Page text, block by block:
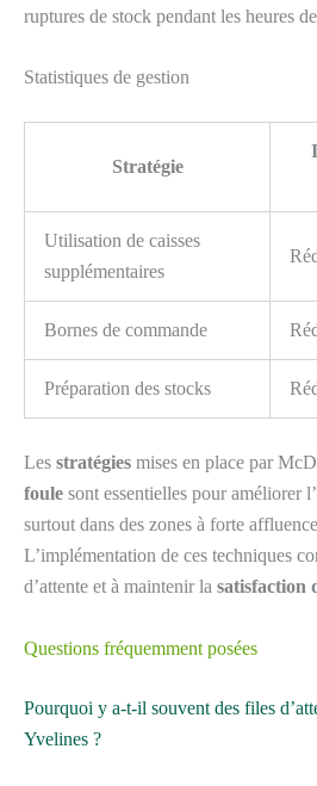
ruptures de stock pendant les heures
Statistiques de gestion
Stratégie
Utilisation de caisses
supplémentaires
Bornes de commande
Préparation des stocks
Les stratégies mises en place par
foule sont essentielles pour améliorer l’
surtout dans des zones à forte
L’implémentation de ces techniques
d’attente et à maintenir la satisfaction
Questions fréquemment posées
Pourquoi y a-t-il souvent des files
Yvelines ?